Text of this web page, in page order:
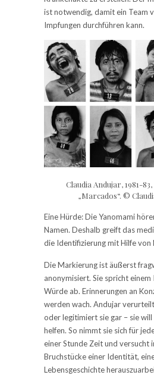
ist notwendig, damit ein Team
Impfungen durchführen kann.
Claudia Andujar, 1981-
„Marcados“. ©
Eine Hürde: Die Yanomami
Namen. Deshalb greift das
die Identifizierung mit Hilfe von
Die Markierung ist äußerst
anonymisiert. Sie spricht
Würde ab. Erinnerungen an
werden wach. Andujar
oder legitimiert sie gar – sie will
helfen. So nimmt sie sich für
einer Stunde Zeit und versucht
Bruchstücke einer Identität,
Lebensgeschichte